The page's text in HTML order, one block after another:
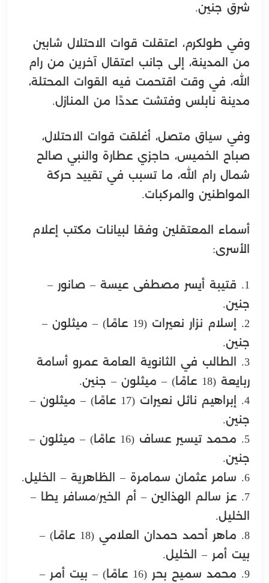
شرق جنين.
وفي طولكرم، اعتقلت قوات الاحتلال شابين
من المدينة، إلى جانب اعتقال آخرين من رام
الله، في وقت اقتحمت فيه القوات المحتلة،
مدينة نابلس وفتشت عددًا من المنازل.
وفي سياق متصل، أغلقت قوات الاحتلال،
صباح الخميس، حاجزي عطارة والنبي صالح
شمال رام الله، ما تسبب في تقييد حركة
المواطنين والمركبات.
أسماء المعتقلين وفقا لبيانات مكتب إعلام
الأسرى:
1. قتيبة أيسر مصطفى عيسة – صانور –
جنين.
2. إسلام نزار نعيرات (19 عامًا) – ميثلون –
جنين.
3. الطالب في الثانوية العامة عمرو أسامة
ربايعة (18 عامًا) – ميثلون – جنين.
4. إبراهيم نائل نعيرات (17 عامًا) – ميثلون –
جنين.
5. محمد تيسير عساف (16 عامًا) – ميثلون –
جنين.
6. سامر عثمان سمامرة – الظاهرية – الخليل.
7. عز سالم الهذالين – أم الخير/مسافر يطا –
الخليل.
8. ماهر أحمد حمدان العلامي (18 عامًا) –
بيت أمر – الخليل.
9. محمد سميح بحر (16 عامًا) – بيت أمر –